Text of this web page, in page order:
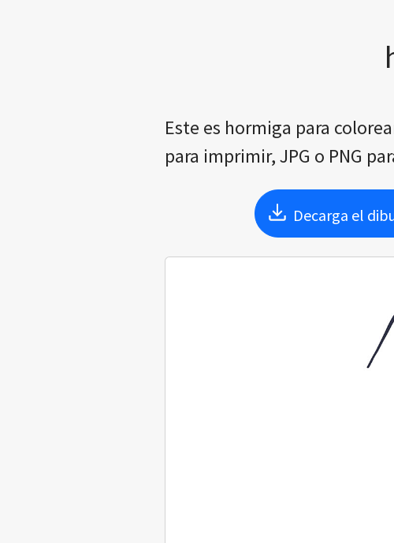
Este es hormiga para
para imprimir, JPG o PNG
Decarga el